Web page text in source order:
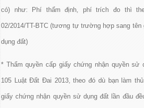
có) như: Phí thẩm định, phí trích đo thì
02/2014/TT-BTC (tương tự trường hợp sang
dụng đất)
* Thẩm quyền cấp giấy chứng nhận quyền sử
105 Luật Đất Đai 2013, theo đó dù bạn làm
giấy chứng nhận quyền sử dụng đất lần đầu